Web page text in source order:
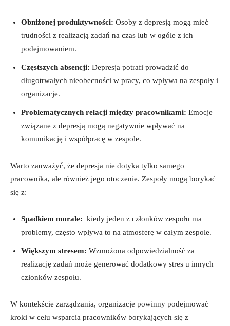
Obniżonej produktywności: ​Osoby ‍z depresją⁤ mogą mieć​
trudności z realizacją ⁤zadań na ​czas lub w ogóle z ich⁣
podejmowaniem.
Częstszych absencji: Depresja potrafi prowadzić do
długotrwałych nieobecności w ⁢pracy, co‍ wpływa na⁤ zespoły⁣ i
organizacje.
Problematycznych ⁤relacji między⁣ pracownikami: ‍Emocje
związane z depresją ⁣mogą ‍negatywnie wpływać na
komunikację i współpracę w ‍zespole.
Warto zauważyć, że depresja nie dotyka tylko⁤ samego
pracownika, ale również jego otoczenie. Zespoły⁤ mogą borykać ​
się z:
Spadkiem morale: ⁣ kiedy jeden z członków ‍zespołu ma‌
problemy, ​często wpływa to⁣ na atmosferę w całym zespole.
Większym stresem: Wzmożona odpowiedzialność za
realizację‍ zadań może generować dodatkowy⁤ stres u innych
członków ⁣zespołu.
W kontekście zarządzania, organizacje powinny podejmować⁣
kroki w ⁣celu ⁤wsparcia ⁣pracowników borykających się z